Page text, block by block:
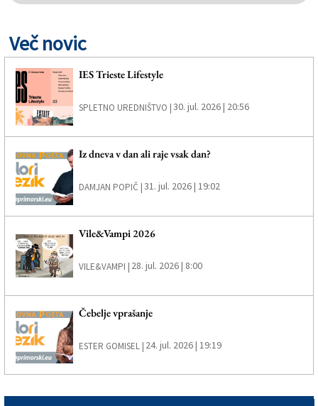
Več novic
IES Trieste Lifestyle
SPLETNO UREDNIŠTVO |30. jul. 2026 | 20:56
Iz dneva v dan ali raje vsak dan?
DAMJAN POPIČ |31. jul. 2026 | 19:02
Vile&Vampi 2026
VILE&VAMPI | 28. jul. 2026 | 8:00
Čebelje vprašanje
ESTER GOMISEL | 24. jul. 2026 | 19:19